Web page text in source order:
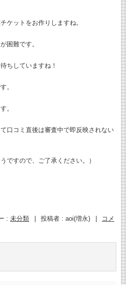
ケットをお作りしますね。
困難です。
ちしていますね！
。
。
口コミ直後は審査中で即反映されない
ですので、ご了承ください。）
: 未分類 投稿者 : aoi(増永)
コメ